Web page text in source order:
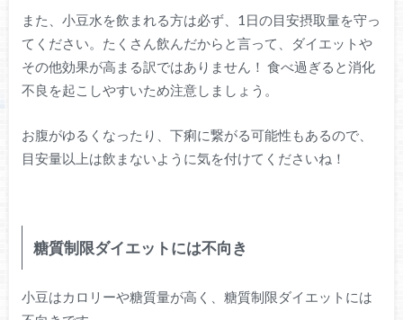
また、小豆水を飲まれる方は必ず、1日の目安摂取量を守っ
てください。たくさん飲んだからと言って、ダイエットや
その他効果が高まる訳ではありません！ 食べ過ぎると消化
不良を起こしやすいため注意しましょう。
お腹がゆるくなったり、下痢に繋がる可能性もあるので、
目安量以上は飲まないように気を付けてくださいね！
糖質制限ダイエットには不向き
小豆はカロリーや糖質量が高く、糖質制限ダイエットには